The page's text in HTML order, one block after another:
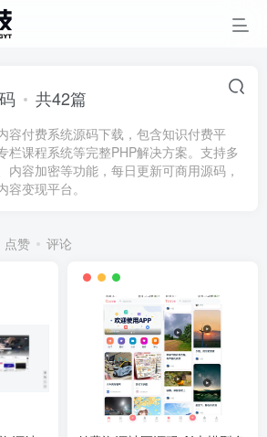
共42篇
容付费系统源码下载，包含知识付费平
栏课程系统等完整PHP解决方案。支持多
内容加密等功能，每日更新可商用源码，
变现平台。
点赞 评论